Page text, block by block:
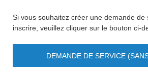
Si vous souhaitez créer une demande de
inscrire, veuillez cliquer sur le bouton ci-
DEMANDE DE SERVICE